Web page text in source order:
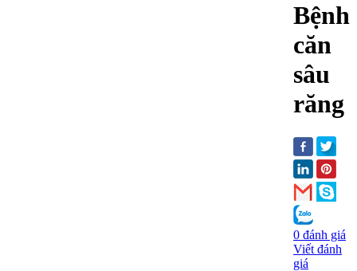
Bệnh
căn
sâu
răng
0 đánh giá
Viết đánh
giá